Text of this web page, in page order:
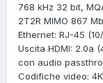
768 kHz 32 bit,
2T2R MIMO 867
Ethernet: RJ-45
Uscita HDMI: 2.0a
con audio
Codifiche video: